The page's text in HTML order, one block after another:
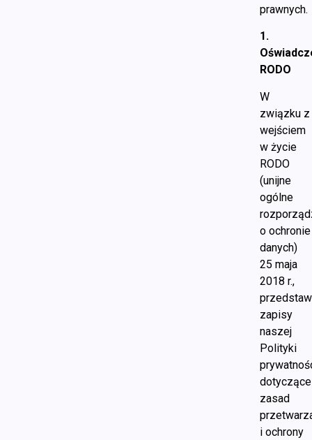
prawnych.
1.
RODO
W
związku z
wejściem
w życie
RODO
(unijne
ogólne
o ochronie
danych)
25 maja
2018 r.,
zapisy
naszej
Polityki
dotyczące
zasad
i ochrony